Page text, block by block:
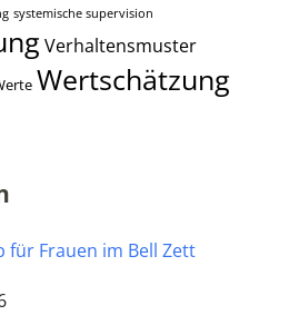
systemische supervision
Verhaltensmuster
Wertschätzung
für Frauen im Bell Zett